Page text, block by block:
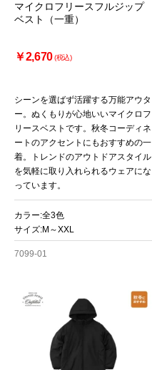
マイクロフリースフルジップ
ベスト（一重）
￥2,670(税込)
シーンを選ばず活躍する万能アウタ
ー。ぬくもりが心地いいマイクロフ
リースベストです。秋冬コーディネ
ートのアクセントにもおすすめの一
着。トレンドのアウトドアスタイル
を気軽に取り入れられるウェアにな
っています。
カラー:全3色
サイズ:M～XXL
7099-01